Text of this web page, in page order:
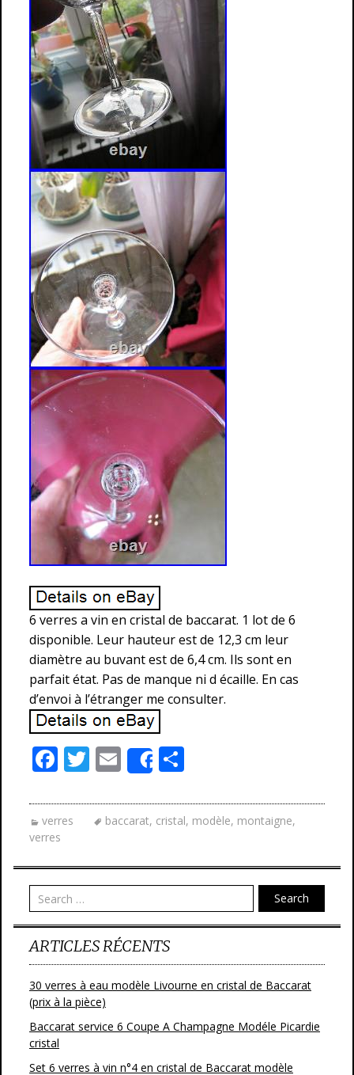
6 verres a vin en cristal de baccarat. 1 lot de 6
disponible. Leur hauteur est de 12,3 cm leur
diamètre au buvant est de 6,4 cm. Ils sont en
parfait état. Pas de manque ni d écaille. En cas
d’envoi à l’étranger me consulter.
F
e
b
o
o
k
T
itt
er
E
m
ai
l
Share
ta
g
er
verres baccarat, cristal, modèle, montaigne,
verres
Search
ARTICLES RÉCENTS
30 verres à eau modèle Livourne en cristal de Baccarat
(prix à la pièce)
Baccarat service 6 Coupe A Champagne Modéle Picardie
cristal
Set 6 verres à vin n°4 en cristal de Baccarat modèle